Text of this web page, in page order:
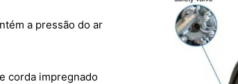
a pressão do ar
corda impregnado